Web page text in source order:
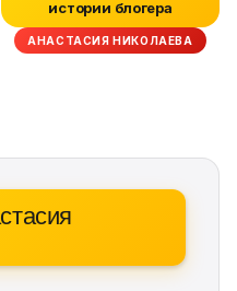
истории блогера
АНАСТАСИЯ НИКОЛАЕВА